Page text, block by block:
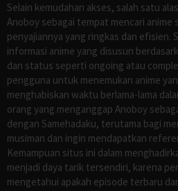
Selain kemudahan akses, salah satu
Anoboy sebagai tempat mencari anime
penyajiannya yang ringkas dan efisien.
informasi anime yang disusun
dan status seperti ongoing atau
pengguna untuk menemukan anime
menghabiskan waktu berlama-lama
orang yang menganggap Anoboy
dengan Samehadaku, terutama bagi
musiman dan ingin mendapatkan
Kemampuan situs ini dalam
menjadi daya tarik tersendiri, karena
mengetahui apakah episode terbaru